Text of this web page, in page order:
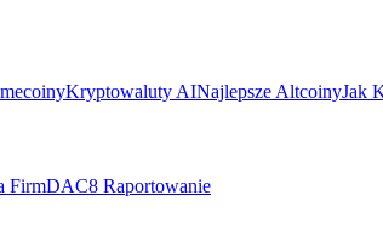
Kryptowaluty AINajlepsze AltcoinyJak
FirmDAC8 Raportowanie